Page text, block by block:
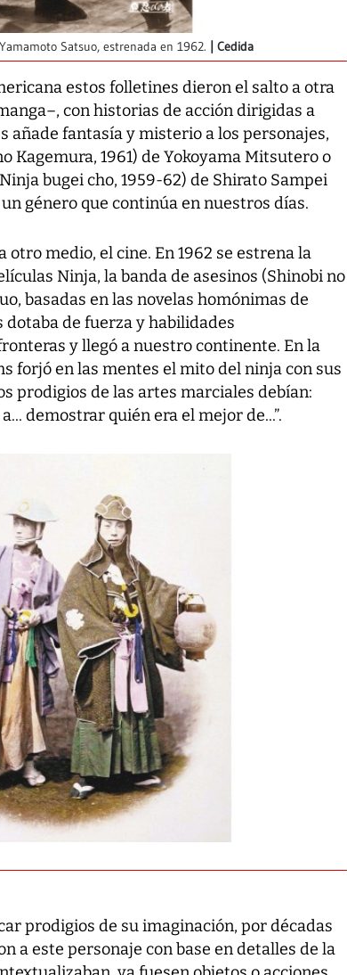
Satsuo, estrenada en 1962. Cedida
estos folletines dieron el salto a otra
con historias de acción dirigidas a
añade fantasía y misterio a los personajes,
Kagemura, 1961) de Yokoyama Mitsutero o
bugei cho, 1959-62) de Shirato Sampei
género que continúa en nuestros días.
otro medio, el cine. En 1962 se estrena la
Ninja, la banda de asesinos (Shinobi no
basadas en las novelas homónimas de
de fuerza y habilidades
y llegó a nuestro continente. En la
forjó en las mentes el mito del ninja con sus
prodigios de las artes marciales debían:
demostrar quién era el mejor de...”.
prodigios de su imaginación, por décadas
a este personaje con base en detalles de la